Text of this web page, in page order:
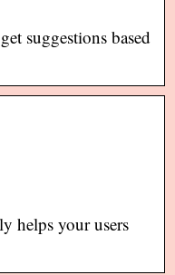
suggestions based
helps your users